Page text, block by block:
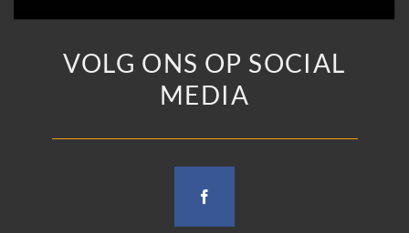
VOLG ONS OP SOCIAL
MEDIA